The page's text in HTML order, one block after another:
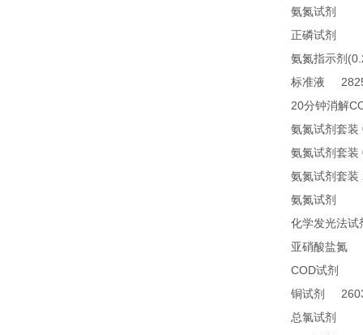
氨氮试剂
正磷试剂
氨氮指示剂
标准液
20分钟消解
氨氮试剂套装
氨氮试剂套装
氨氮试剂套装
氨氮试剂
化学发光法试
亚硝酸盐氮
COD试剂
铜试剂
总氯试剂